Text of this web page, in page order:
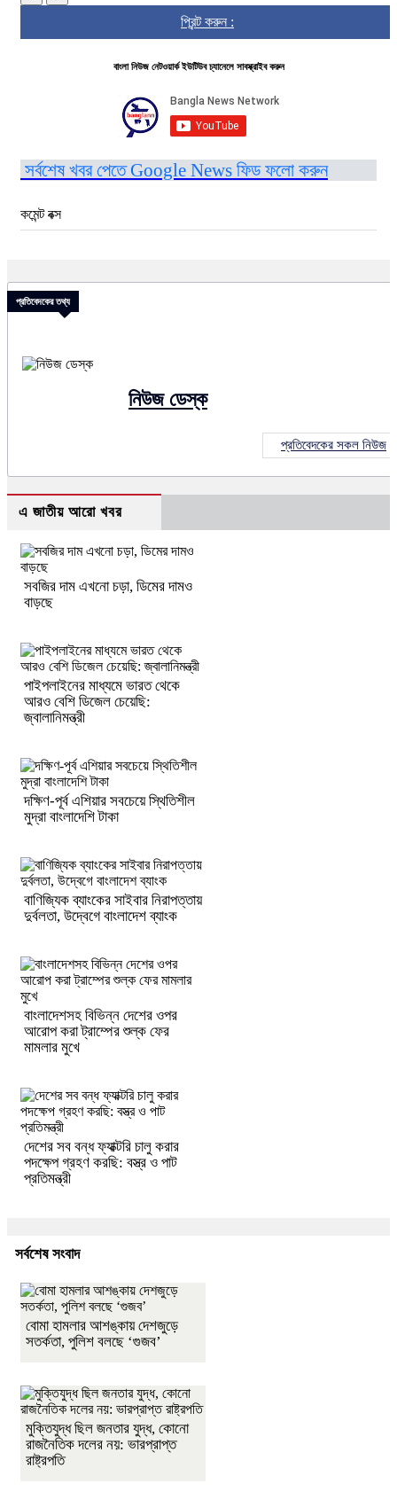
প্রিন্ট করুন :
বাংলা নিউজ নেটওয়ার্ক ইউটিউব চ্যানেলে সাবস্ক্রাইব করুন
সর্বশেষ খবর পেতে Google News ফিড ফলো করুন
কমেন্ট বক্স
প্রতিবেদকের তথ্য
নিউজ ডেস্ক
প্রতিবেদকের সকল নিউজ
এ জাতীয় আরো খবর
সবজির দাম এখনো চড়া, ডিমের দামও
বাড়ছে
পাইপলাইনের মাধ্যমে ভারত থেকে
আরও বেশি ডিজেল চেয়েছি:
জ্বালানিমন্ত্রী
দক্ষিণ-পূর্ব এশিয়ার সবচেয়ে স্থিতিশীল
মুদ্রা বাংলাদেশি টাকা
বাণিজ্যিক ব্যাংকের সাইবার নিরাপত্তায়
দুর্বলতা, উদ্বেগে বাংলাদেশ ব্যাংক
বাংলাদেশসহ বিভিন্ন দেশের ওপর
আরোপ করা ট্রাম্পের শুল্ক ফের
মামলার মুখে
দেশের সব বন্ধ ফ্যাক্টরি চালু করার
পদক্ষেপ গ্রহণ করছি: বস্ত্র ও পাট
প্রতিমন্ত্রী
সর্বশেষ সংবাদ
বোমা হামলার আশঙ্কায় দেশজুড়ে
সতর্কতা, পুলিশ বলছে ‘গুজব’
মুক্তিযুদ্ধ ছিল জনতার যুদ্ধ, কোনো
রাজনৈতিক দলের নয়: ভারপ্রাপ্ত
রাষ্ট্রপতি